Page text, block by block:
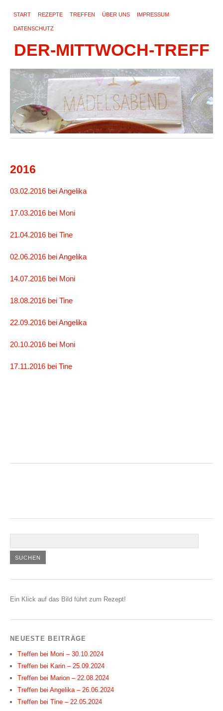
START REZEPTE TREFFEN ÜBER UNS IMPRESSUM
DATENSCHUTZ
DER-MITTWOCH-TREFF
2016
03.02.2016 bei Angelika
17.03.2016 bei Moni
21.04.2016 bei Tine
02.06.2016 bei Angelika
14.07.2016 bei Moni
18.08.2016 bei Tine
22.09.2016 bei Angelika
20.10.2016 bei Moni
17.11.2016 bei Tine
Ein Klick auf das Bild führt zum Rezept!
NEUESTE BEITRÄGE
Treffen bei Moni – 30.10.2024
Treffen bei Karin – 25.09.2024
Treffen bei Marion – 22.08.2024
Treffen bei Angelika – 26.06.2024
Treffen bei Tine – 22.05.2024